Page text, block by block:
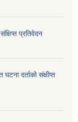
प्रतिवेदन
दर्ताको संक्षीप्त